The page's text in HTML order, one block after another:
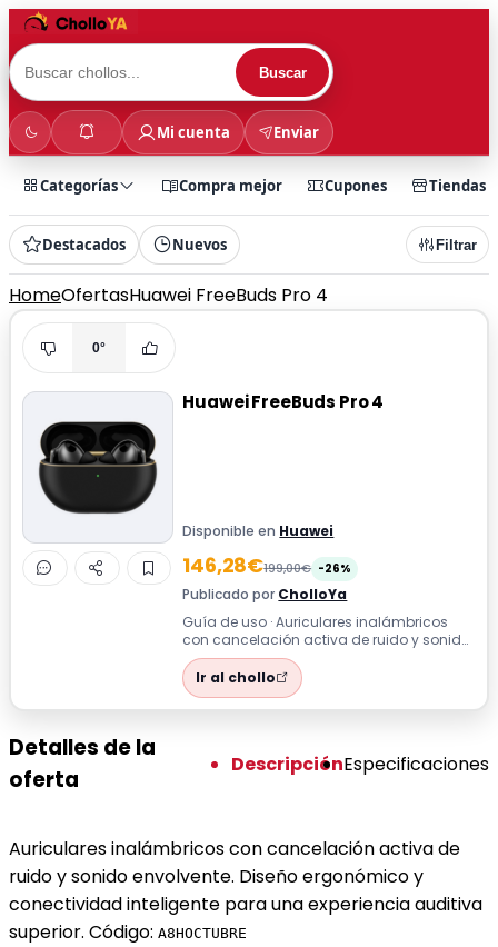
Buscar
Mi cuenta Enviar
Categorías Compra mejor Cupones Tiendas
Destacados Nuevos Filtrar
HomeOfertasHuawei FreeBuds Pro 4
0°
Huawei FreeBuds Pro 4
Disponible en Huawei
146,28€199,00€ -26%
Publicado por CholloYa
Guía de uso · Auriculares inalámbricos
con cancelación activa de ruido y sonido
envolvente. Diseño ergonómico y conec...
Ir al chollo
Detalles de la
oferta
DescripciónEspecificaciones
Auriculares inalámbricos con cancelación activa de
ruido y sonido envolvente. Diseño ergonómico y
conectividad inteligente para una experiencia auditiva
superior. Código: A8HOCTUBRE